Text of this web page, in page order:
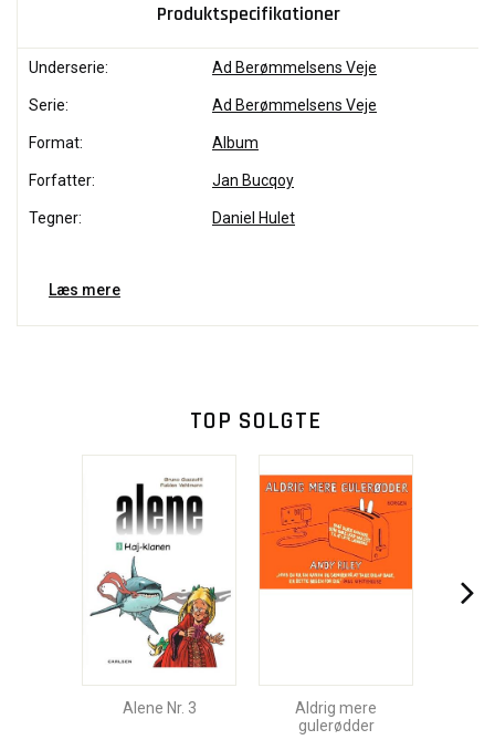
Produktspecifikationer
Underserie: Ad Berømmelsens Veje
Serie: Ad Berømmelsens Veje
Format: Album
Forfatter: Jan Bucqoy
Tegner: Daniel Hulet
Læs mere
TOP SOLGTE
Alene Nr. 3
Aldrig mere
gulerødder